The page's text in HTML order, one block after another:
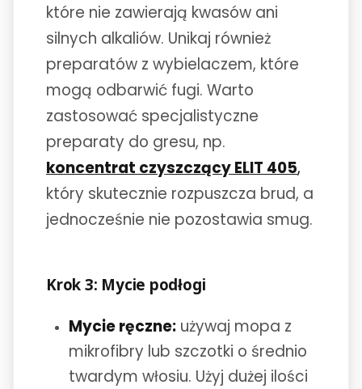
które nie zawierają kwasów ani
silnych alkaliów. Unikaj również
preparatów z wybielaczem, które
mogą odbarwić fugi. Warto
zastosować specjalistyczne
preparaty do gresu, np.
koncentrat czyszczący ELIT 405,
który skutecznie rozpuszcza brud, a
jednocześnie nie pozostawia smug.
Krok 3: Mycie podłogi
Mycie ręczne: używaj mopa z
mikrofibry lub szczotki o średnio
twardym włosiu. Użyj dużej ilości